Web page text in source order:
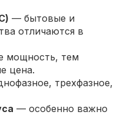
— бытовые и
отличаются в
мощность, тем
цена.
трехфазное,
— особенно важно